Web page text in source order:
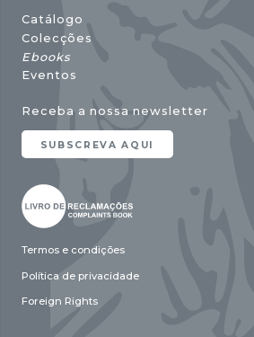
Catálogo
Colecções
Ebooks
Eventos
Receba a nossa newsletter
SUBSCREVA AQUI
Termos e condições
Política de privacidade
Foreign Rights